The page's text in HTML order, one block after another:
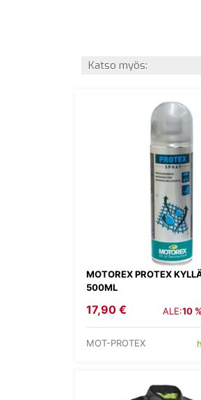
Katso myös:
MOTOREX PROTEX
500ML
17,90 € ALE:10 %
MOT-PROTEX